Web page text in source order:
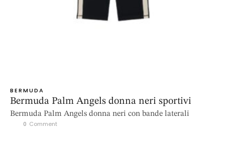
BERMUDA
Bermuda Palm Angels donna neri sportivi
Bermuda Palm Angels donna neri con bande laterali
0 Comment